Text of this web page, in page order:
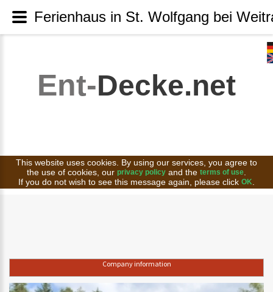
Ent-Decke.net
This website uses cookies. By using our services, you agree to
the use of cookies, our privacy policy and the terms of use
If you do not wish to see this message again, please click OK
Company information
Ferienhaus in St. Wolfgang bei